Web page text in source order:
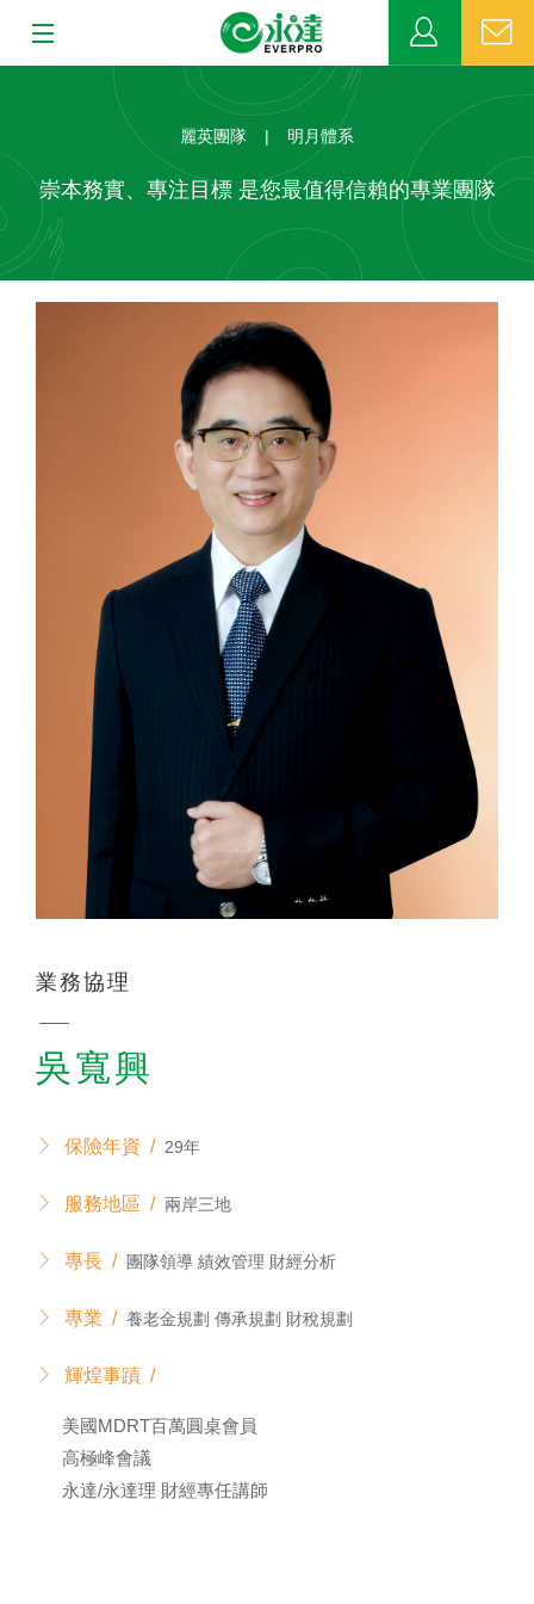
MDRT
新聞中心
麗英團隊 | 明月體系
崇本務實、專注目標 是您最值得信賴的專業團隊
業務協理
吳寬興
保險年資 / 29年
服務地區 / 兩岸三地
專長 / 團隊領導 績效管理 財經分析
專業 / 養老金規劃 傳承規劃 財稅規劃
輝煌事蹟 /
美國MDRT百萬圓桌會員
高極峰會議
永達/永達理 財經專任講師